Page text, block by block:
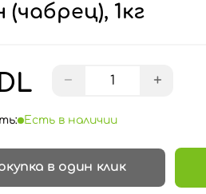
(чабрец), 1кг
− +
Есть в наличии
в один клик